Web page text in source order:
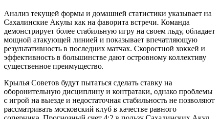
Анализ текущей формы и домашней статистики указывает на
Сахалинские Акулы как на фаворита встречи. Команда
демонстрирует более стабильную игру на своем льду, обладает
мощной атакующей линией и показывает впечатляющую
результативность в последних матчах. Скоростной хоккей и
эффективность в большинстве дают островному коллективу
существенное преимущество.
Крылья Советов будут пытаться сделать ставку на
оборонительную дисциплину и контратаки, однако проблемы
с игрой на выезде и недостаточная стабильность не позволяют
рассматривать московский клуб в качестве равного